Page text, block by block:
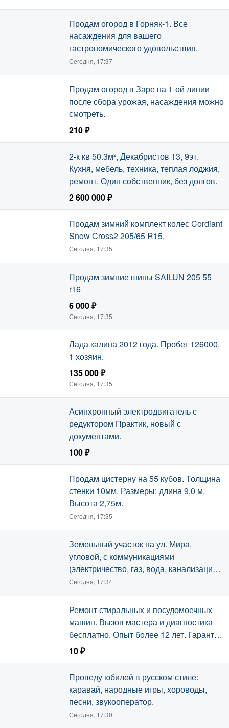
Продам огород в Горняк-1. Все
насаждения для вашего
гастрономического удовольствия.
Сегодня, 17:37
Продам огород в Заре на 1-ой линии
после сбора урожая, насаждения можно
смотреть.
210 ₽
Сегодня, 17:37
2-к кв 50.3м², Декабристов 13, 9эт.
Кухня, мебель, техника, теплая лоджия,
ремонт. Один собственник, без долгов.
2 600 000 ₽
Сегодня, 17:37
Продам зимний комплект колес Cordiant
Snow Cross2 205/65 R15.
Сегодня, 17:35
Продам зимние шины SAILUN 205 55
r16
6 000 ₽
Сегодня, 17:35
Лада калина 2012 года. Пробег 126000.
1 хозяин.
135 000 ₽
Сегодня, 17:35
Асинхронный электродвигатель с
редуктором Практик, новый с
документами.
100 ₽
Сегодня, 17:35
Продам цистерну на 55 кубов. Толщина
стенки 10мм. Размеры: длина 9,0 м.
Высота 2,75м.
Сегодня, 17:35
Земельный участок на ул. Мира,
угловой, с коммуникациями
(электричество, газ, вода, канализация).
Межевание выполнено, градплан есть.
Сегодня, 17:34
Ремонт стиральных и посудомоечных
машин. Вызов мастера и диагностика
бесплатно. Опыт более 12 лет. Гарантия
на услуги.
10 ₽
Сегодня, 17:32
Проведу юбилей в русском стиле:
каравай, народные игры, хороводы,
песни, звукооператор.
Сегодня, 17:30